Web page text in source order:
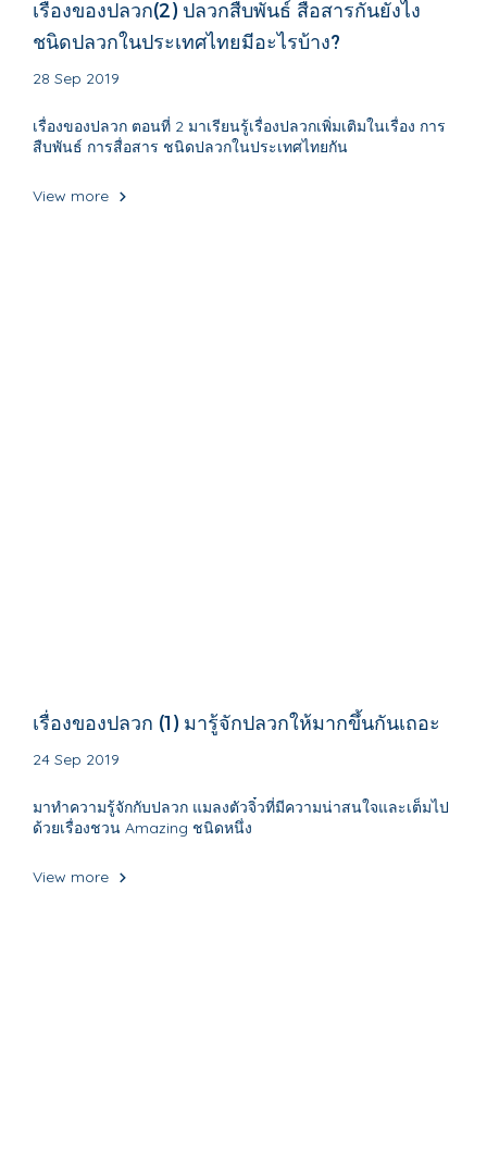
เรื่องของปลวก(2) ปลวกสืบพันธ์ สื่อสารกันยังไง
ชนิดปลวกในประเทศไทยมีอะไรบ้าง?
28 Sep 2019
เรื่องของปลวก ตอนที่ 2 มาเรียนรู้เรื่องปลวกเพิ่มเติมในเรื่อง การ
สืบพันธ์ การสื่อสาร ชนิดปลวกในประเทศไทยกัน
View more
เรื่องของปลวก (1) มารู้จักปลวกให้มากขึ้นกันเถอะ
24 Sep 2019
มาทำความรู้จักกับปลวก แมลงตัวจิ๋วที่มีความน่าสนใจและเต็มไป
ด้วยเรื่องชวน Amazing ชนิดหนึ่ง
View more